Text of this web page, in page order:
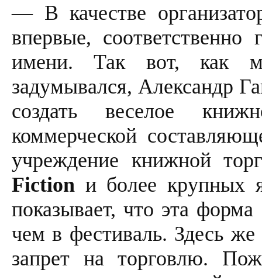
— В качестве
впервые, соответственно
имени. Так вот, как
задумывался, Александр
создать веселое
коммерческой
учреждение книжной
Fiction и более крупных
показывает, что эта
чем в фестиваль. Здесь же
запрет на торговлю.